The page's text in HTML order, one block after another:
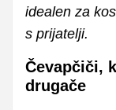
idealen za
s prijatelji.
Čevapčiči,
drugače